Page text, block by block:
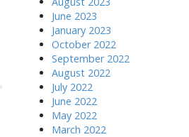
June 2023
January 2023
October 2022
September 2022
August 2022
July 2022
June 2022
May 2022
March 2022